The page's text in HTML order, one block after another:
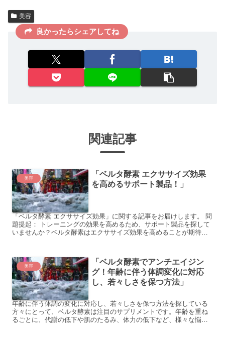
美容
良かったらシェアしてね
関連記事
美容
「ベルタ酵素 エクササイズ効果
を高めるサポート製品！」
「ベルタ酵素 エクササイズ効果」に関する記事をお届けします。 問
題提起： トレーニングの効果を高めるため、サポート製品を探して
いませんか？ベルタ酵素はエクササイズ効果を高めることが期待で
美容
「ベルタ酵素でアンチエイジン
グ！年齢に伴う体調変化に対応
し、若々しさを保つ方法」
年齢に伴う体調の変化に対応し、若々しさを保つ方法を探している
方々にとって、ベルタ酵素は注目のサプリメントです。年齢を重ね
るごとに、代謝の低下や肌のたるみ、体力の低下など、様々な悩み